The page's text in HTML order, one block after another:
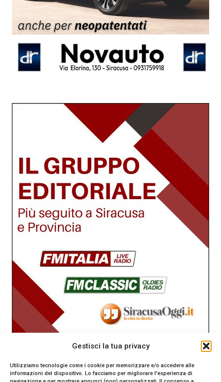
Gestisci la tua privacy
Utilizziamo tecnologie come i cookie per memorizzare e/o accedere alle
informazioni del dispositivo. Lo facciamo per migliorare l'esperienza di